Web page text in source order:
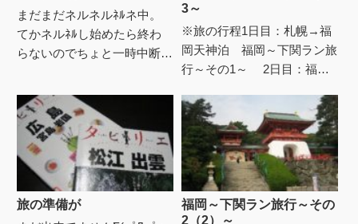
まだまだネルネルﾈﾙネ中。
てかネルﾈﾙし始めたら終わ
らないのでちょと一時中断
ちょうど無印見てたら安いの
発見...
3～
※旅の行程1日目：札幌→福
岡天神泊 福岡～下関ラン旅
行～その1～ 2日目：福岡
ン旅行～その2（1）～ 2日
目：福岡天神→下関泊 福...
旅の準備が
福岡～下関ラン旅行～その
2（2）～